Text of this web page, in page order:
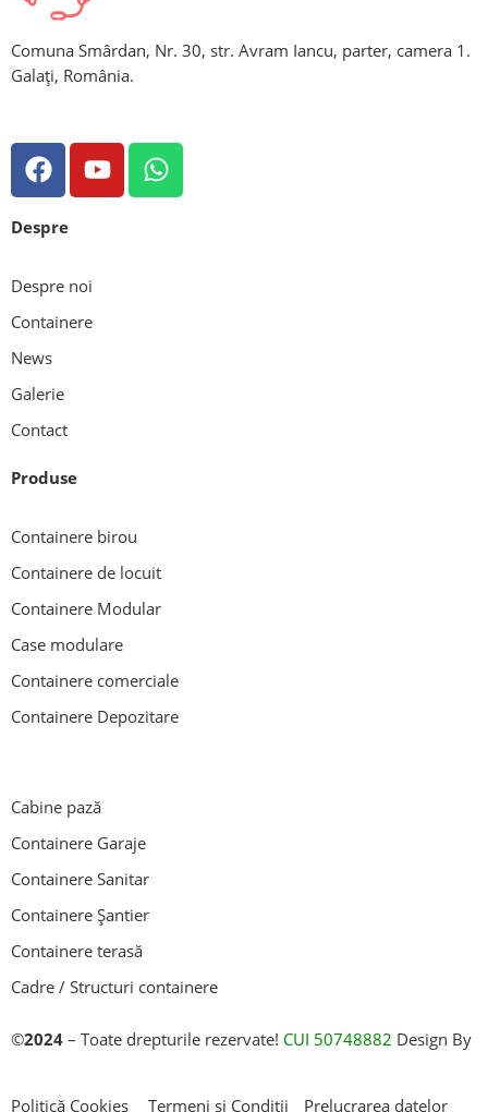
Tot mai multe companii aleg soluții moderne și
dintre cele mai eficiente alternative la construcțiile
clasice datorită costurilor optimizate, rapidității
Comparativ cu o construcție tradițională, un birou
și utilizat […]
Comuna Smârdan, Nr. 30, str. Avram Iancu, parter, camera 1.
Galați, România.
Despre
Despre noi
Containere
News
Galerie
Contact
Produse
Containere birou
Containere de locuit
Containere Modular
Case modulare
Containere comerciale
Containere Depozitare
Cabine pază
Containere Garaje
Containere Sanitar
Containere Șantier
Containere terasă
Cadre / Structuri containere
©2024 – Toate drepturile rezervate! CUI 50748882 Design By
Politică Cookies
Termeni și Condiții Prelucrarea datelor